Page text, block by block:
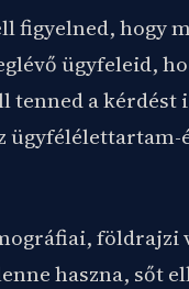
figyelned, hogy
ügyfeleid,
tenned a kérdést
ügyfélélettartam-
földrajzi
haszna, sőt